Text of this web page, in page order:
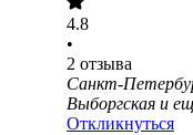
4.8
•
2 отзыва
Санкт-
Выборгская и
Откликнуться